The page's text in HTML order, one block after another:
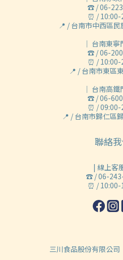
☎ / 06-
⏰ / 10:00-
📍 / 台南市中西區
｜ 台南東寧
☎ / 06-
⏰ / 10:00-
📍 / 台南市東區
｜ 台南高鐵
☎ / 06-
⏰ / 09:00-
📍 / 台南市歸仁區
聯絡
| 線上客
☎ / 06-
⏰ / 10:00-
三川食品股份有限公司